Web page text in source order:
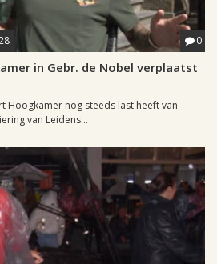
0
in Gebr. de Nobel verplaatst
Hoogkamer nog steeds last heeft van
van Leidens...